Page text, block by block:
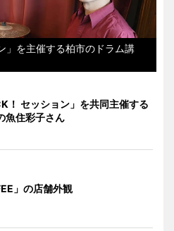
」を主催する柏市のドラム講
！ セッション」を共同主催する
魚住彩子さん
」の店舗外観